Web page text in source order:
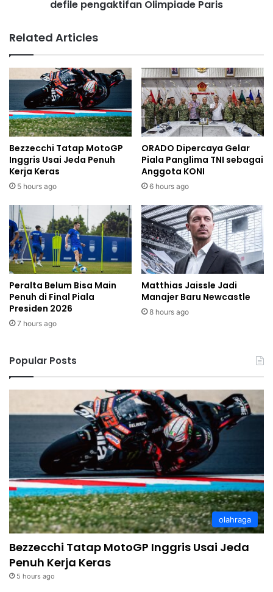
defile pengaktifan Olimpiade Paris
Related Articles
Bezzecchi Tatap MotoGP
Inggris Usai Jeda Penuh
Kerja Keras
5 hours ago
ORADO Dipercaya Gelar
Piala Panglima TNI sebagai
Anggota KONI
6 hours ago
Peralta Belum Bisa Main
Penuh di Final Piala
Presiden 2026
7 hours ago
Matthias Jaissle Jadi
Manajer Baru Newcastle
8 hours ago
Popular Posts
olahraga
Bezzecchi Tatap MotoGP Inggris Usai Jeda
Penuh Kerja Keras
5 hours ago